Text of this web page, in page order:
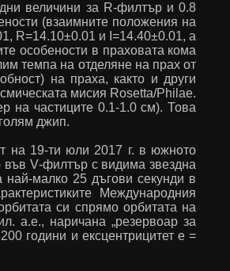
величини за R-филтър и 0.8
(взаимните положения на
R=14.10±0.01 и I=14.40±0.01, а
особености в праховата кома
темпа на отделяне на прах от
на праха, както и други
мисия Rosetta/Philae.
на частиците 0.1-1.0 см). Това
джип.
на 19-ти юли 2017 г. в южното
във V-филтър с видима звездна
малко 25 дъгови секунди в
Международния
си спрямо орбитата на
а.е., наричана „резервоар за
години и ексцентрицитетe =